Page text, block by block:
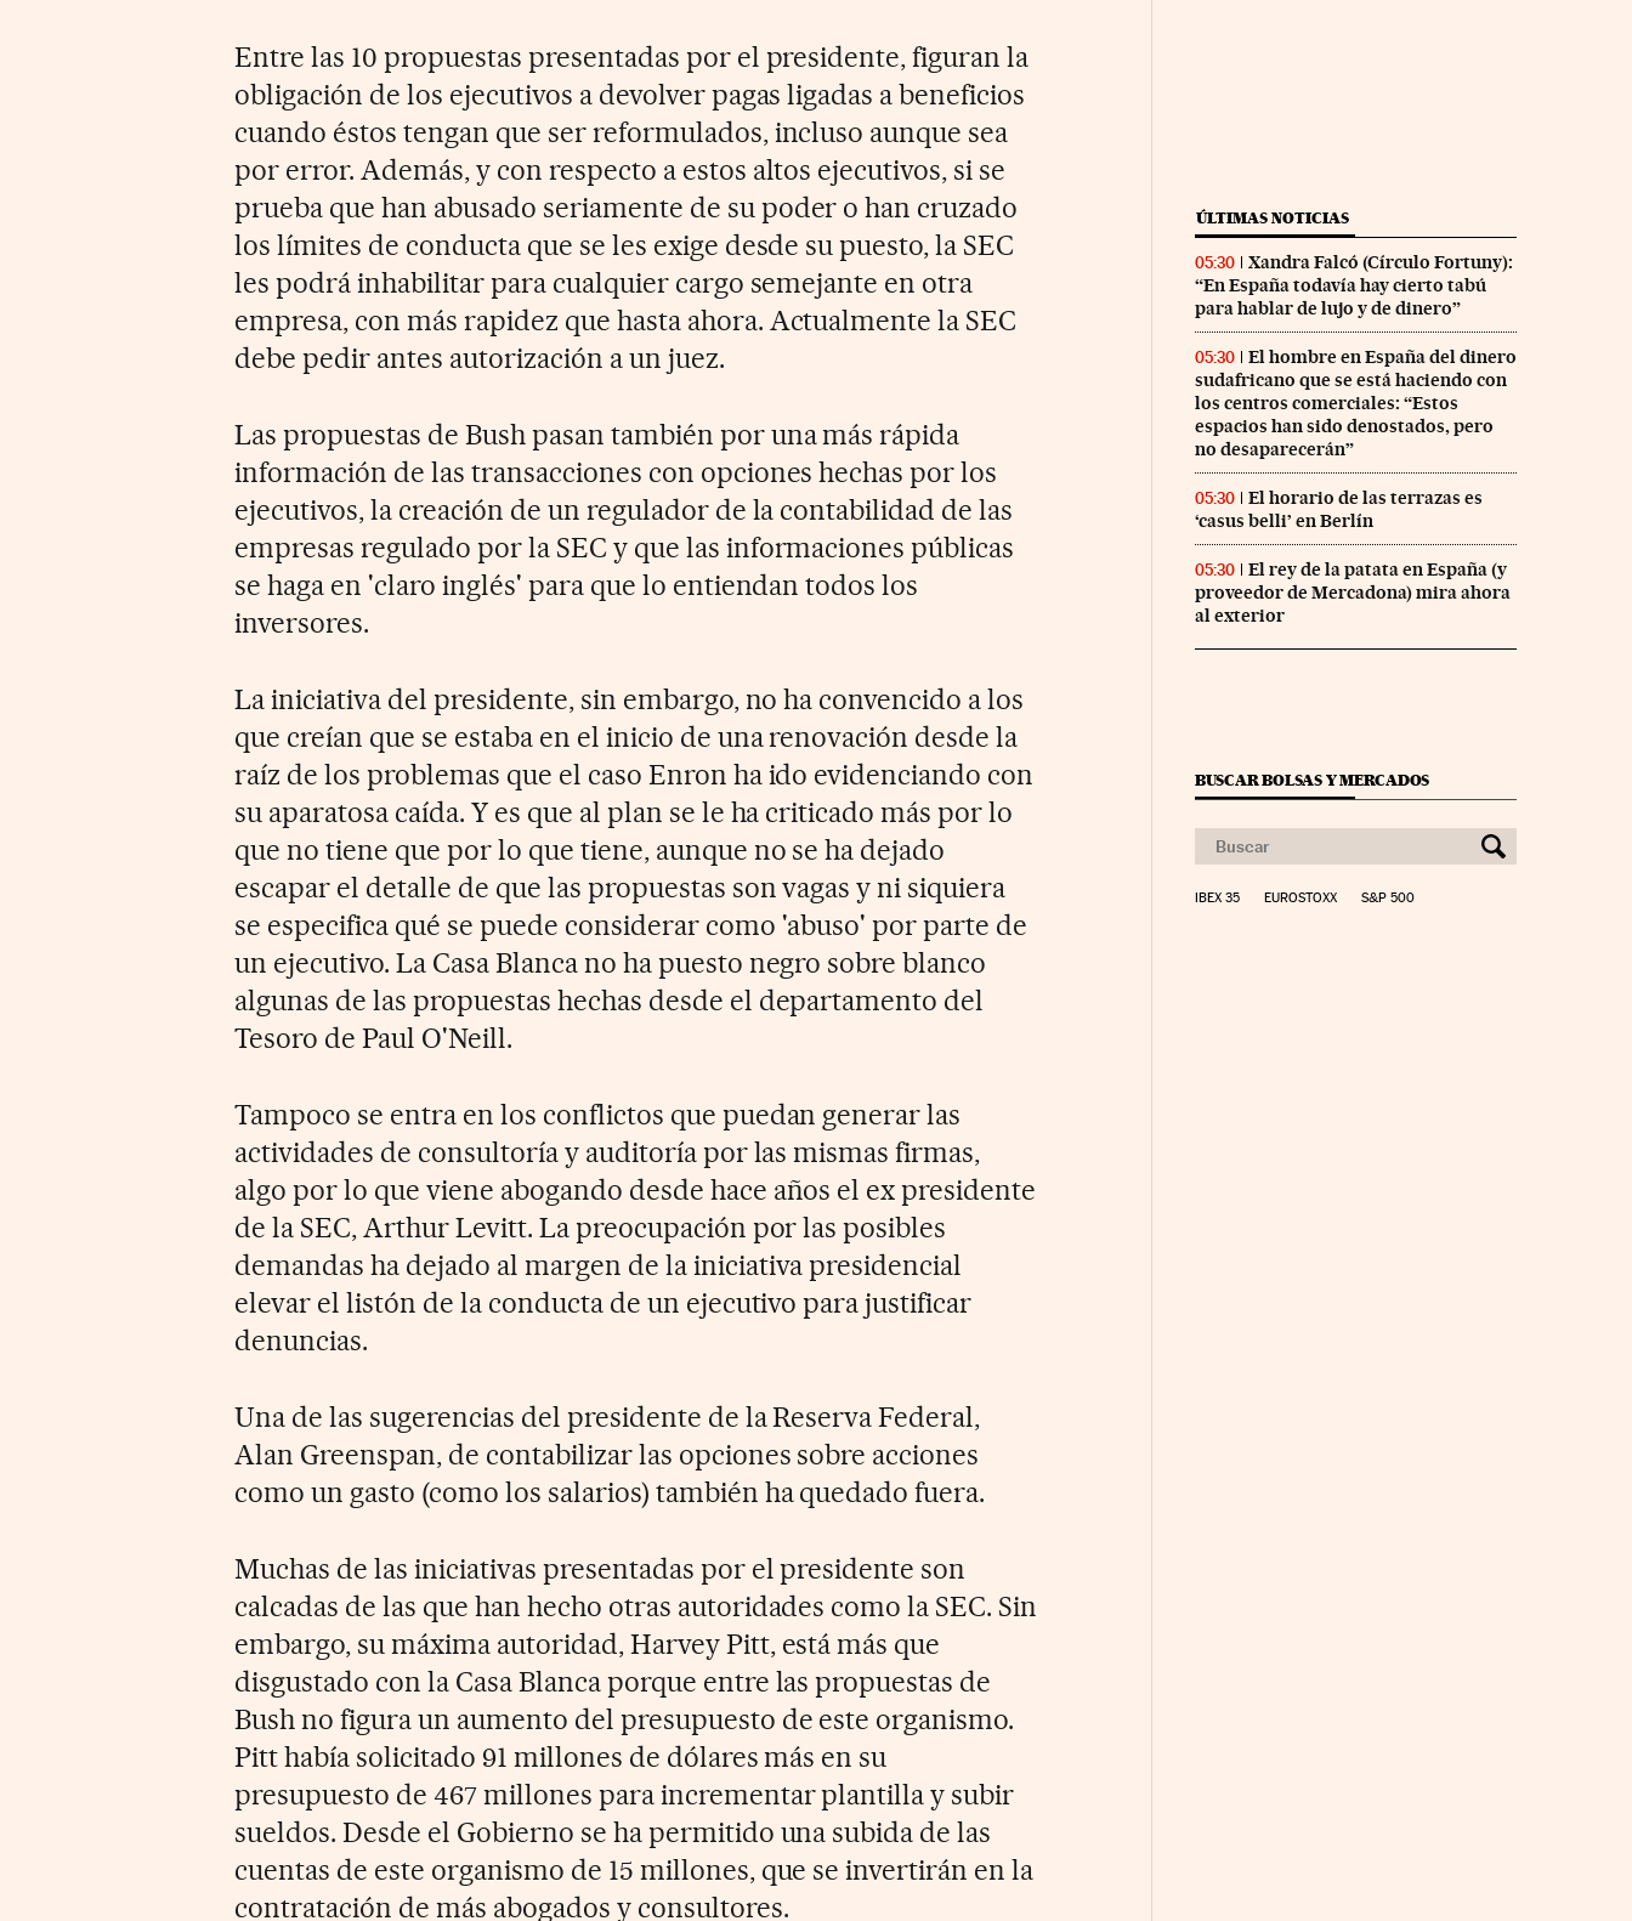
Entre las 10 propuestas presentadas por el presidente, figuran la
obligación de los ejecutivos a devolver pagas ligadas a beneficios
cuando éstos tengan que ser reformulados, incluso aunque sea
por error. Además, y con respecto a estos altos ejecutivos, si se
prueba que han abusado seriamente de su poder o han cruzado
los límites de conducta que se les exige desde su puesto, la SEC
les podrá inhabilitar para cualquier cargo semejante en otra
empresa, con más rapidez que hasta ahora. Actualmente la SEC
debe pedir antes autorización a un juez.
Las propuestas de Bush pasan también por una más rápida
información de las transacciones con opciones hechas por los
ejecutivos, la creación de un regulador de la contabilidad de las
empresas regulado por la SEC y que las informaciones públicas
se haga en 'claro inglés' para que lo entiendan todos los
inversores.
La iniciativa del presidente, sin embargo, no ha convencido a los
que creían que se estaba en el inicio de una renovación desde la
raíz de los problemas que el caso Enron ha ido evidenciando con
su aparatosa caída. Y es que al plan se le ha criticado más por lo
que no tiene que por lo que tiene, aunque no se ha dejado
escapar el detalle de que las propuestas son vagas y ni siquiera
se especifica qué se puede considerar como 'abuso' por parte de
un ejecutivo. La Casa Blanca no ha puesto negro sobre blanco
algunas de las propuestas hechas desde el departamento del
Tesoro de Paul O'Neill.
Tampoco se entra en los conflictos que puedan generar las
actividades de consultoría y auditoría por las mismas firmas,
algo por lo que viene abogando desde hace años el ex presidente
de la SEC, Arthur Levitt. La preocupación por las posibles
demandas ha dejado al margen de la iniciativa presidencial
elevar el listón de la conducta de un ejecutivo para justificar
denuncias.
Una de las sugerencias del presidente de la Reserva Federal,
Alan Greenspan, de contabilizar las opciones sobre acciones
como un gasto (como los salarios) también ha quedado fuera.
Muchas de las iniciativas presentadas por el presidente son
calcadas de las que han hecho otras autoridades como la SEC. Sin
embargo, su máxima autoridad, Harvey Pitt, está más que
disgustado con la Casa Blanca porque entre las propuestas de
Bush no figura un aumento del presupuesto de este organismo.
Pitt había solicitado 91 millones de dólares más en su
presupuesto de 467 millones para incrementar plantilla y subir
sueldos. Desde el Gobierno se ha permitido una subida de las
cuentas de este organismo de 15 millones, que se invertirán en la
contratación de más abogados y consultores.
ÚLTIMAS NOTICIAS
05:30
Xandra Falcó (Círculo Fortuny):
“En España todavía hay cierto tabú
para hablar de lujo y de dinero”
05:30
El hombre en España del dinero
sudafricano que se está haciendo con
los centros comerciales: “Estos
espacios han sido denostados, pero
no desaparecerán”
05:30
El horario de las terrazas es
‘casus belli’ en Berlín
05:30
El rey de la patata en España (y
proveedor de Mercadona) mira ahora
al exterior
BUSCAR BOLSAS Y MERCADOS
IBEX 35 EUROSTOXX S&P 500